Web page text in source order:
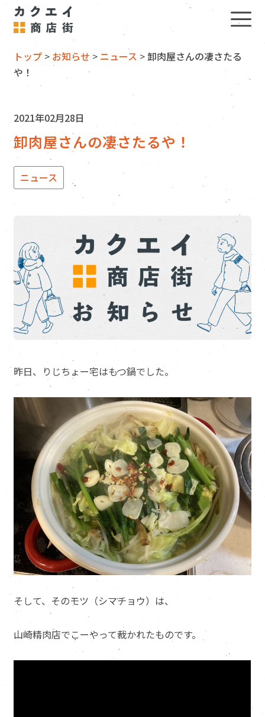
トップ > お知らせ > ニュース >卸肉屋さんの凄さたる
や！
2021年02月28日
卸肉屋さんの凄さたるや！
ニュース
昨日、りじちょー宅はもつ鍋でした。
そして、そのモツ（シマチョウ）は、
山崎精肉店でこーやって裁かれたものです。